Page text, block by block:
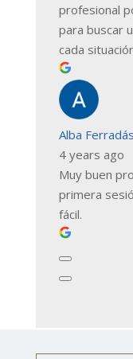
profesional
para buscar
cada
Alba
4 years ago
Muy buen
primera
fácil.